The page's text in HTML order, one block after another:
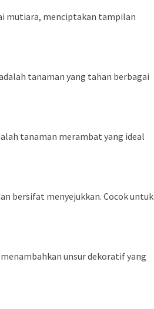
mutiara, menciptakan tampilan
tanaman yang tahan berbagai
tanaman merambat yang ideal
bersifat menyejukkan. Cocok untuk
unsur dekoratif yang